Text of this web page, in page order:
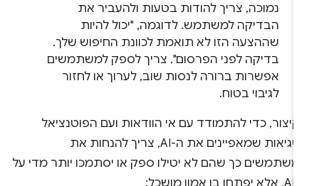
נמוכה, צריך להודות בטעות ולהעביר את
הבדיקה למשתמש. לדוגמה, "יכול להיות
שההצעה הזו לא תואמת לכוונת החיפוש שלך.
בדיקה לפני הפרסום". צריך לספק למשתמשים
אפשרות ברורה לנסות שוב, לערוך או לחזור
לגיבוי בטוח.
כדי להתמודד עם אי הוודאות ועם הפוטנציאל
לשגיאות שמאפיינים את ה-AI, צריך להנחות את
כך שהם לא יטילו ספק או יסתמכו יותר מדי על